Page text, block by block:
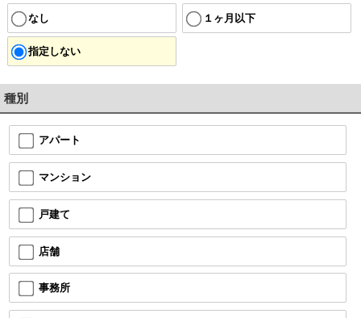
なし １ヶ月以下
指定しない
種別
アパート
マンション
戸建て
店舗
事務所